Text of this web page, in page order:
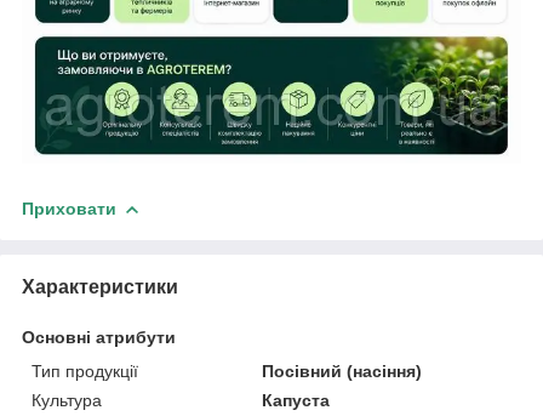
Приховати
Характеристики
Основні атрибути
Тип продукції
Посівний (насіння)
Культура
Капуста